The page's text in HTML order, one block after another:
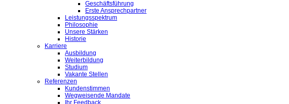
Geschäftsführung
Erste Ansprechpartner
Leistungsspektrum
Philosophie
Unsere Stärken
Historie
Karriere
Ausbildung
Weiterbildung
Studium
Vakante Stellen
Referenzen
Kundenstimmen
Wegweisende Mandate
Ihr Feedback